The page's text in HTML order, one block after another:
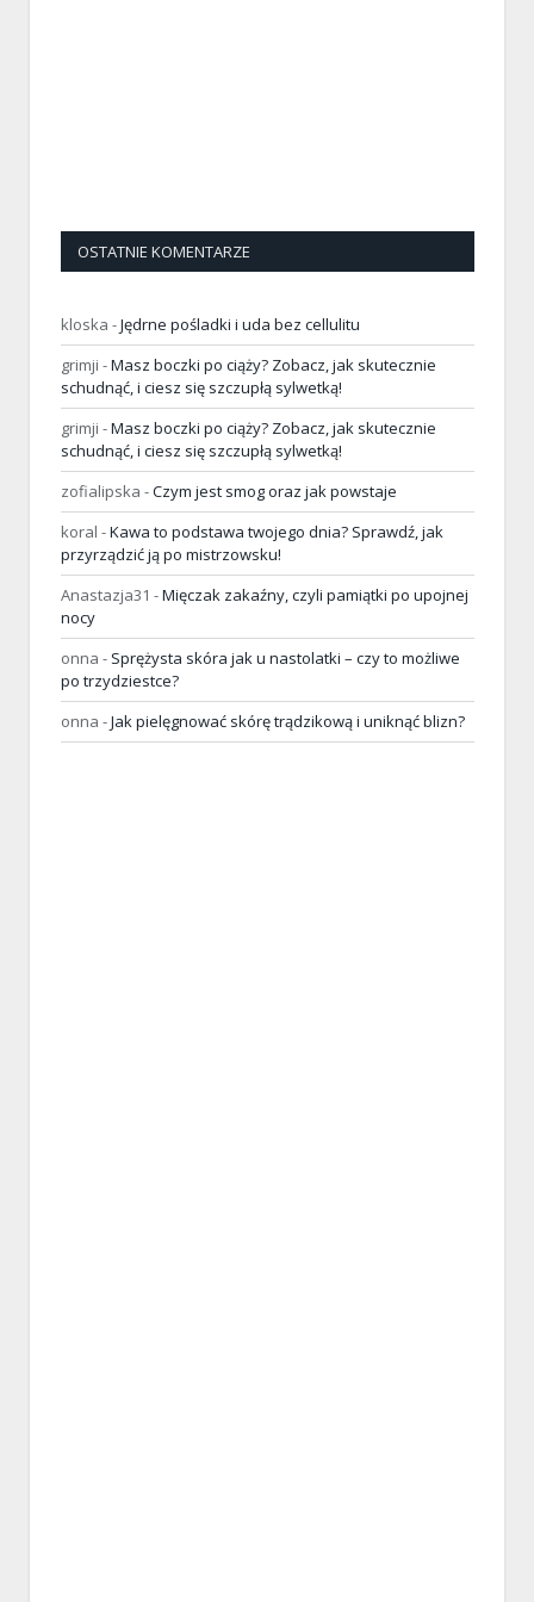
OSTATNIE KOMENTARZE
kloska -Jędrne pośladki i uda bez cellulitu
grimji -Masz boczki po ciąży? Zobacz, jak skutecznie
schudnąć, i ciesz się szczupłą sylwetką!
grimji -Masz boczki po ciąży? Zobacz, jak skutecznie
schudnąć, i ciesz się szczupłą sylwetką!
zofialipska -Czym jest smog oraz jak powstaje
koral -Kawa to podstawa twojego dnia? Sprawdź, jak
przyrządzić ją po mistrzowsku!
Anastazja31 -Mięczak zakaźny, czyli pamiątki po upojnej
nocy
onna - Sprężysta skóra jak u nastolatki – czy to możliwe
po trzydziestce?
onna -Jak pielęgnować skórę trądzikową i uniknąć blizn?